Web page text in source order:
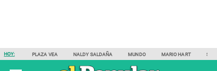
HOY: PLAZA VEA NALDY SALDAÑA MUNDO MARIO HART